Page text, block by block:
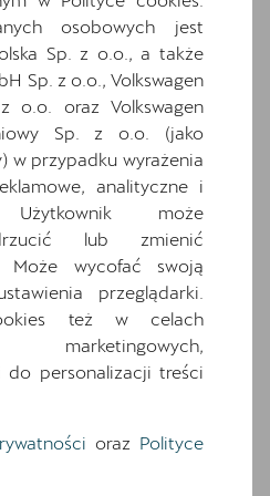
kierowcy i
i podświetlanymi
LED w lusterkach
lśniącej czerni
assist
zmęczenia
w kolorze
Top Tether na zewn.
oraz zaczep
osobowych jest
Sp. z o.o., a także
Sp. z o.o., Volkswagen
o.o. oraz Volkswagen
Sp. z o.o. (jako
w przypadku wyrażenia
analityczne i
Użytkownik może
lub zmienić
Może wycofać swoją
przeglądarki.
też w celach
do personalizacji treści
oraz Polityce